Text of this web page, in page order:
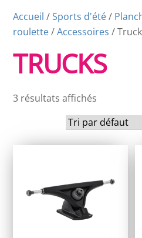
Accueil /Sports d'été/
roulette/Accessoires /
TRUCKS
3 résultats affichés